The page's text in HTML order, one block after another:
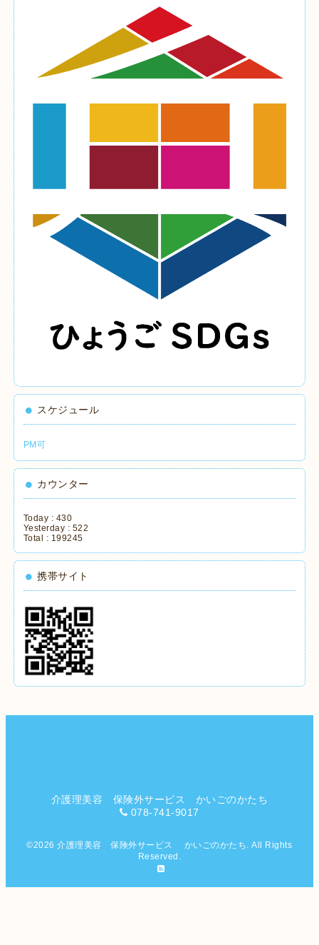
スケジュール
PM可
カウンター
Today : 430
Yesterday : 522
Total : 199245
携帯サイト
介護理美容 保険外サービス かいごのかたち
078-741-9017
©2026介護理美容 保険外サービス かいごのかたち . All Rights
Reserved.